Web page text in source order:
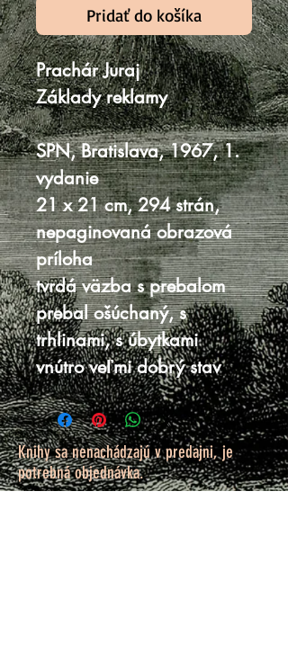
Pridať do košíka
Prachár Juraj
Základy reklamy
SPN, Bratislava, 1967, 1.
vydanie
21 x 21 cm, 294 strán,
nepaginovaná obrazová
príloha
tvrdá väzba s prebalom
prebal ošúchaný, s
trhlinami, s úbytkami
vnútro veľmi dobrý stav
Knihy sa nenachádzajú v predajni, je
potrebná objednávka.